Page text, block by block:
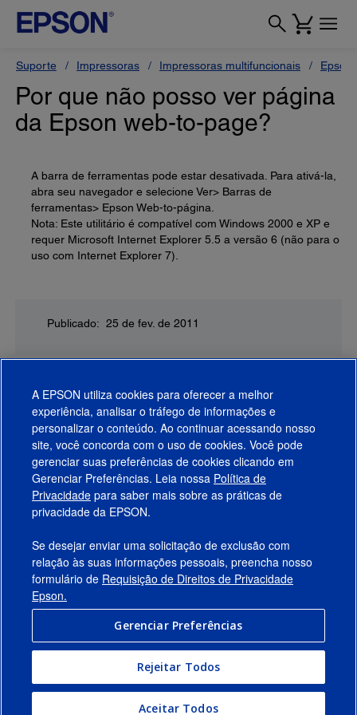
Suporte Impressoras Impressoras multifuncionais Epson
Por que não posso ver página
da Epson web-to-page?
A barra de ferramentas pode estar desativada. Para ativá-la,
abra seu navegador e selecione Ver> Barras de
ferramentas> Epson Web-to-página.
Nota: Este utilitário é compatível com Windows 2000 e XP e
requer Microsoft Internet Explorer 5.5 a versão 6 (não para o
uso com Internet Explorer 7).
Publicado: 25 de fev. de 2011
Produtos
Suporte
Links Sugeridos
Empresa
Conecte-se com a Epson
Termos de Uso
A EPSON utiliza cookies para oferecer a melhor
experiência, analisar o tráfego de informações e
personalizar o conteúdo. Ao continuar acessando nosso
site, você concorda com o uso de cookies. Você pode
gerenciar suas preferências de cookies clicando em
Gerenciar Preferências. Leia nossa Política de
Privacidade para saber mais sobre as práticas de
privacidade da EPSON.
Se desejar enviar uma solicitação de exclusão com
relação às suas informações pessoais, preencha nosso
formulário de Requisição de Direitos de Privacidade
Epson.
Gerenciar Preferências
Rejeitar Todos
Aceitar Todos